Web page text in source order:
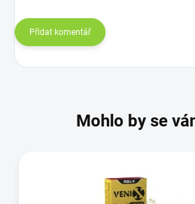
Přidat komentář
Mohlo by se